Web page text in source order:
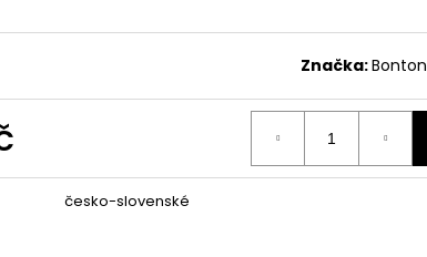
Značka:Bonton
česko-slovenské